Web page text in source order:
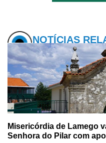
NOTÍCIAS
Misericórdia de Lamego
Senhora do Pilar com